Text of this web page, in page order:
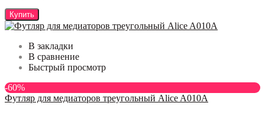
Купить
В закладки
В сравнение
Быстрый просмотр
-60%
Футляр для медиаторов треугольный Alice A010A